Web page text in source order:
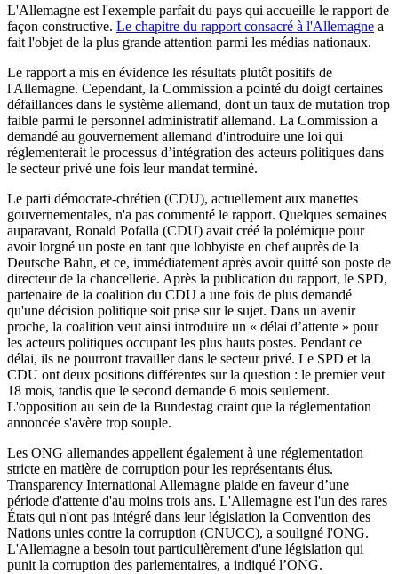
L'Allemagne est l'exemple parfait du pays qui accueille le rapport de
façon constructive. Le chapitre du rapport consacré à l'Allemagne a
fait l'objet de la plus grande attention parmi les médias nationaux.
Le rapport a mis en évidence les résultats plutôt positifs de
l'Allemagne. Cependant, la Commission a pointé du doigt certaines
défaillances dans le système allemand, dont un taux de mutation trop
faible parmi le personnel administratif allemand. La Commission a
demandé au gouvernement allemand d'introduire une loi qui
réglementerait le processus d’intégration des acteurs politiques dans
le secteur privé une fois leur mandat terminé.
Le parti démocrate-chrétien (CDU), actuellement aux manettes
gouvernementales, n'a pas commenté le rapport. Quelques semaines
auparavant, Ronald Pofalla (CDU) avait créé la polémique pour
avoir lorgné un poste en tant que lobbyiste en chef auprès de la
Deutsche Bahn, et ce, immédiatement après avoir quitté son poste de
directeur de la chancellerie. Après la publication du rapport, le SPD,
partenaire de la coalition du CDU a une fois de plus demandé
qu'une décision politique soit prise sur le sujet. Dans un avenir
proche, la coalition veut ainsi introduire un « délai d’attente » pour
les acteurs politiques occupant les plus hauts postes. Pendant ce
délai, ils ne pourront travailler dans le secteur privé. Le SPD et la
CDU ont deux positions différentes sur la question : le premier veut
18 mois, tandis que le second demande 6 mois seulement.
L'opposition au sein de la Bundestag craint que la réglementation
annoncée s'avère trop souple.
Les ONG allemandes appellent également à une réglementation
stricte en matière de corruption pour les représentants élus.
Transparency International Allemagne plaide en faveur d’une
période d'attente d'au moins trois ans. L'Allemagne est l'un des rares
États qui n'ont pas intégré dans leur législation la Convention des
Nations unies contre la corruption (CNUCC), a souligné l'ONG.
L'Allemagne a besoin tout particulièrement d'une législation qui
punit la corruption des parlementaires, a indiqué l’ONG.